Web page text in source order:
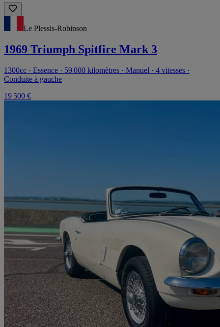
Le Plessis-Robinson
1969 Triumph Spitfire Mark 3
1300cc · Essence · 59 000 kilomètres · Manuel · 4 vitesses ·
Conduite à gauche
19 500 €